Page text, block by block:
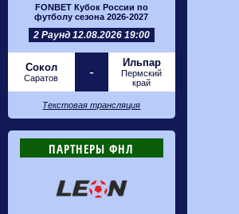
FONBET Кубок России по
футболу сезона 2026-2027
2 Раунд 12.08.2026 19:00
Сокол
Саратов -
Ильпар
Пермский
край
Текстовая трансляция
ПАРТНЕРЫ ФНЛ